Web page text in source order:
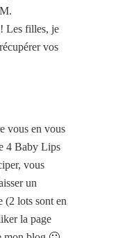
Les filles, je
vos
vous en vous
4 Baby Lips
vous
un
(2 lots sont en
la page